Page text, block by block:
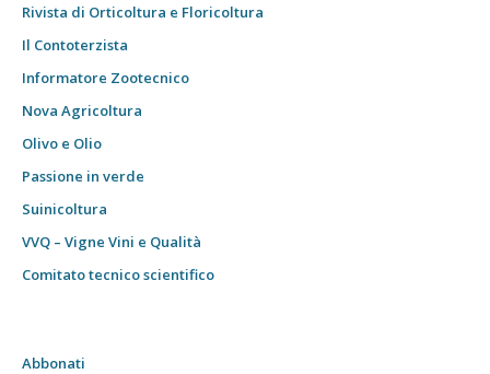
Rivista di Orticoltura e Floricoltura
Il Contoterzista
Informatore Zootecnico
Nova Agricoltura
Olivo e Olio
Passione in verde
Suinicoltura
VVQ – Vigne Vini e Qualità
Comitato tecnico scientifico
Abbonati